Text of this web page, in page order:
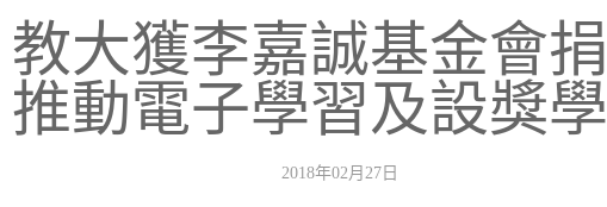
教大獲李嘉誠基金會
推動電子學習及設獎
2018年02月27日